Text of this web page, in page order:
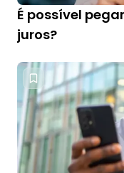
É possível
juros?